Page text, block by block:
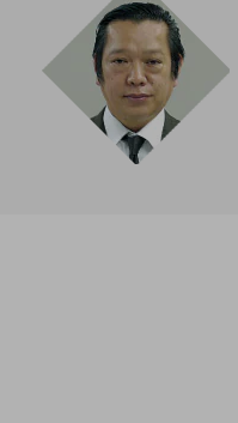
人材不足解消
業種・業態で探す
業種・業態で探すTOP